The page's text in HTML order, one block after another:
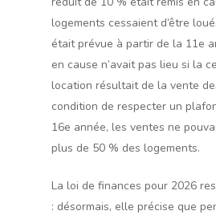
logements cessaient d’être
était prévue à partir de la 11e
en cause n’avait pas lieu si la
location résultait de la vente
condition de respecter un
16e année, les ventes ne
plus de 50 % des logements.
La loi de finances pour 2026
: désormais, elle précise que